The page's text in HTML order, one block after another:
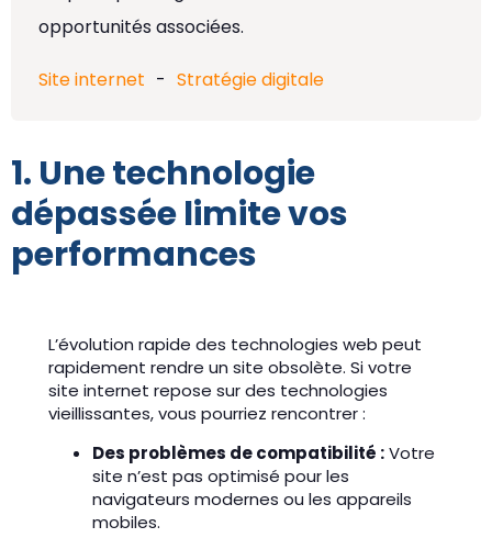
opportunités associées.
Site internet - Stratégie digitale
1. Une technologie
dépassée limite vos
performances
L’évolution rapide des technologies web peut
rapidement rendre un site obsolète. Si votre
site internet repose sur des technologies
vieillissantes, vous pourriez rencontrer :
Des problèmes de compatibilité :Votre
site n’est pas optimisé pour les
navigateurs modernes ou les appareils
mobiles.